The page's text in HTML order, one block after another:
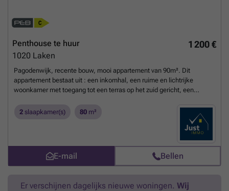
1 200 €
Penthouse te huur
1020 Laken
Pagodenwijk, recente bouw, mooi appartement van 90m². Dit
appartement bestaat uit : een inkomhal, een ruime en lichtrijke
woonkamer met toegang tot een terras op het zuid gericht, een
badkamer, apart toilet, kelder. Hartendief! Snel te bezoeken ! Voor
2 slaapkamer(s) 80 m²
E-mail Bellen
Er verschijnen dagelijks nieuwe woningen. Wij